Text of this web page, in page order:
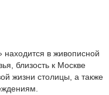
в живописной
близость к Москве
жизни столицы, а также